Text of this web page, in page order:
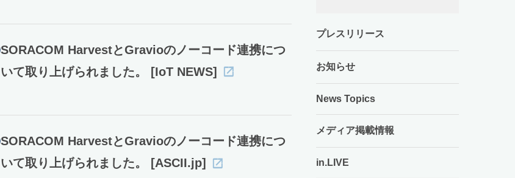
SORACOM HarvestとGravioのノーコード連携につ
いて取り上げられました。 [IoT NEWS]
SORACOM HarvestとGravioのノーコード連携につ
いて取り上げられました。 [ASCII.jp]
プレスリリース
お知らせ
News Topics
メディア掲載情報
in.LIVE